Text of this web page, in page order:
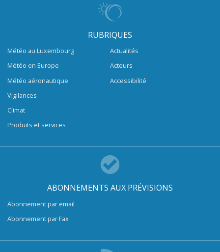
RUBRIQUES
Météo au Luxembourg
Météo en Europe
Météo aéronautique
Vigilances
Climat
Produits et services
Actualités
Acteurs
Accessibilité
ABONNEMENTS AUX PRÉVISIONS
Abonnement par email
Abonnement par Fax